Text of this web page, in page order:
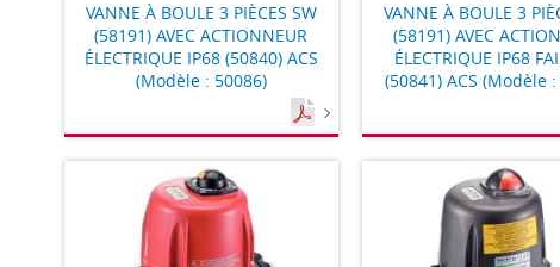
VANNE À BOULE 3 PIÈCES SW
(58191) AVEC ACTIONNEUR
ÉLECTRIQUE IP68 (50840) ACS
(Modèle : 50086)
VANNE À BOULE 3
(58191) AVEC
ÉLECTRIQUE IP68
(50841) ACS (Modèle